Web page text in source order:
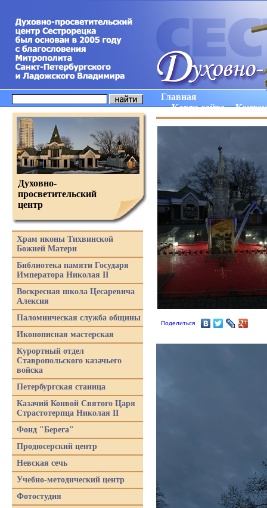
Главная
Карта сайта
Поделиться
Духовно-
просветительский
центр
Храм иконы Тихвинской
Божией Матери
Библиотека памяти Государя
Императора Николая II
Воскресная школа Цесаревича
Алексия
Паломническая служба общины
Иконописная мастерская
Курортный отдел
Ставропольского казачьего
войска
Петербургская станица
Казачий Конвой Святого Царя
Страстотерпца Николая II
Фонд "Берега"
Продюсерский центр
Невская сечь
Учебно-методический центр
Фотостудия